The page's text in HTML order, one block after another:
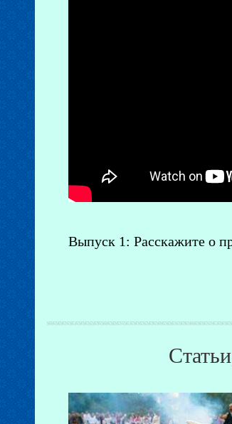
Выпуск 1: Расскажите о